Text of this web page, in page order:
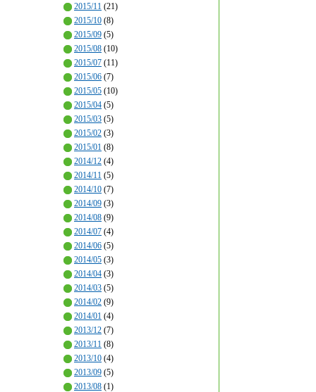
2015/11 (21)
2015/10 (8)
2015/09 (5)
2015/08 (10)
2015/07 (11)
2015/06 (7)
2015/05 (10)
2015/04 (5)
2015/03 (5)
2015/02 (3)
2015/01 (8)
2014/12 (4)
2014/11 (5)
2014/10 (7)
2014/09 (3)
2014/08 (9)
2014/07 (4)
2014/06 (5)
2014/05 (3)
2014/04 (3)
2014/03 (5)
2014/02 (9)
2014/01 (4)
2013/12 (7)
2013/11 (8)
2013/10 (4)
2013/09 (5)
2013/08 (1)